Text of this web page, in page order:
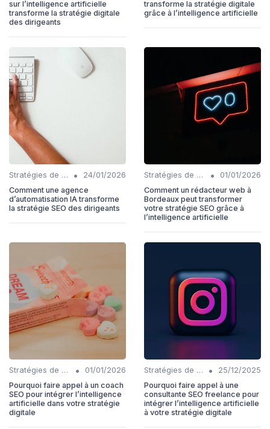
sur l’intelligence artificielle
transforme la stratégie digitale
des dirigeants
transforme la stratégie digitale
grâce à l’intelligence artificielle
Stratégies de contenu basées sur l'IA •
24/01/2026
Comment une agence
d’automatisation IA transforme
la stratégie SEO des dirigeants
Stratégies de contenu basées sur l'IA •
01/01/2026
Comment un rédacteur web à
Bordeaux peut transformer
votre stratégie SEO grâce à
l’intelligence artificielle
Stratégies de contenu basées sur l'IA •
01/01/2026
Pourquoi faire appel à un coach
SEO pour intégrer l’intelligence
artificielle dans votre stratégie
digitale
Stratégies de contenu basées sur l'IA •
25/12/2025
Pourquoi faire appel à une
consultante SEO freelance pour
intégrer l’intelligence artificielle
à votre stratégie digitale